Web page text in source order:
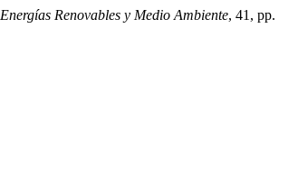
Energías Renovables y Medio Ambiente, 41, pp.